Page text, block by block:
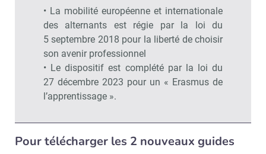
• La mobilité européenne et internationale
des alternants est régie par la loi du
5 septembre 2018 pour la liberté de choisir
son avenir professionnel
• Le dispositif est complété par la loi du
27 décembre 2023 pour un « Erasmus de
l’apprentissage ».
Pour télécharger les 2 nouveaux guides
Recevoir RH MatinAbonnez-